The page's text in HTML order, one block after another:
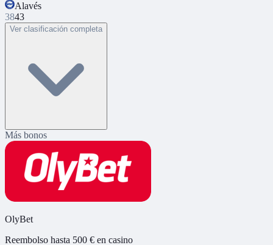
Alavés
3843
Ver clasificación completa
Más bonos
OlyBet
Reembolso hasta 500 € en casino